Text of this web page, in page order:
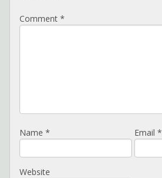
Comment *
Name * Email *
Website